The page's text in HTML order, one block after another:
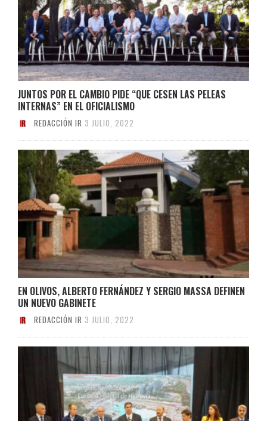
JUNTOS POR EL CAMBIO PIDE “QUE CESEN LAS PELEAS
INTERNAS” EN EL OFICIALISMO
REDACCIÓN IR 3 JULIO, 2022
EN OLIVOS, ALBERTO FERNÁNDEZ Y SERGIO MASSA DEFINEN
UN NUEVO GABINETE
REDACCIÓN IR 3 JULIO, 2022